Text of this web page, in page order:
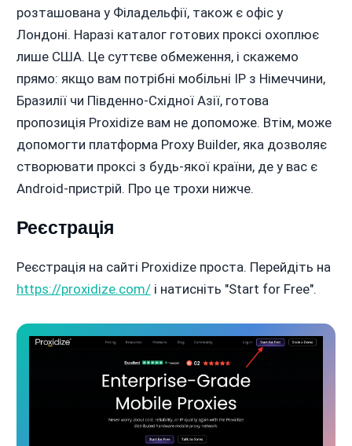
розташована у Філадельфії, також є офіс у
Лондоні. Наразі каталог готових проксі охоплює
лише США. Це суттєве обмеження, і скажемо
прямо: якщо вам потрібні мобільні IP з Німеччини,
Бразилії чи Південно-Східної Азії, готова
пропозиція Proxidize вам не допоможе. Втім, може
допомогти платформа Proxy Builder, яка дозволяє
створювати проксі з будь-якої країни, де у вас є
Android-пристрій. Про це трохи нижче.
Реєстрація
Реєстрація на сайті Proxidize проста. Перейдіть на
https://proxidize.com/і натисніть "Start for Free".